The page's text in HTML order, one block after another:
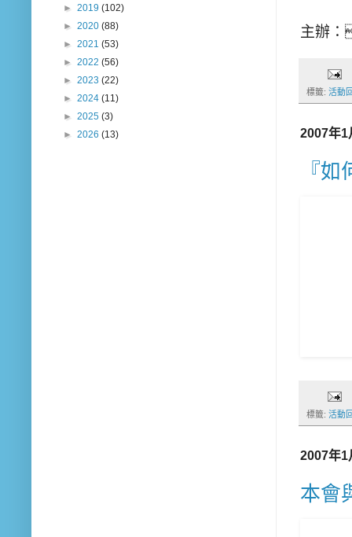
主辦：
標籤: 活動
2007年1
『
標籤: 活動
2007年1
本會
► 2019 (102)
► 2020 (88)
► 2021 (53)
► 2022 (56)
► 2023 (22)
► 2024 (11)
► 2025 (3)
► 2026 (13)